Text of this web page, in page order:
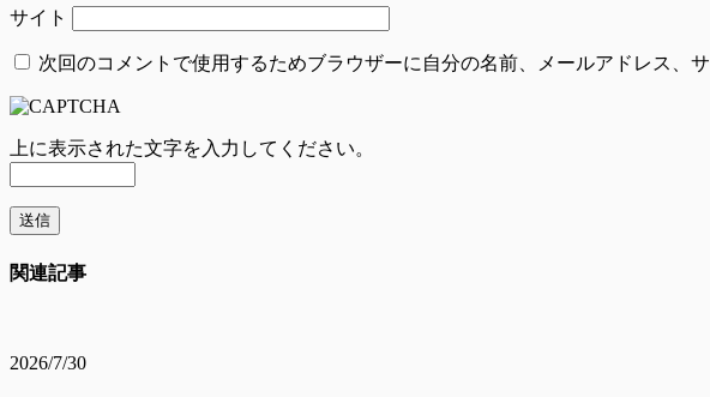
サイト
次回のコメントで使用するためブラウザーに自分の名前、メールアドレス、サ
上に表示された文字を入力してください。
関連記事
2026/7/30